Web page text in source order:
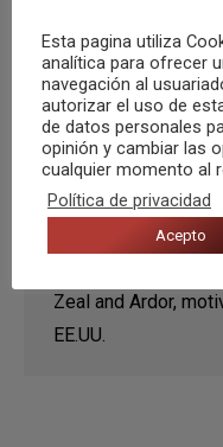
Música contra
Recomendaciones
Zeal and Ardor,
EE.UU.
Esta pagina utiliza
analítica para ofrecer
navegación al
autorizar el uso de
de datos personales
opinión y cambiar las
cualquier momento al
Política de privacidad
Acepto